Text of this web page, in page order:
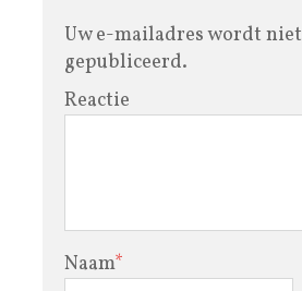
Uw e-mailadres wordt niet
gepubliceerd.
Reactie
Naam*